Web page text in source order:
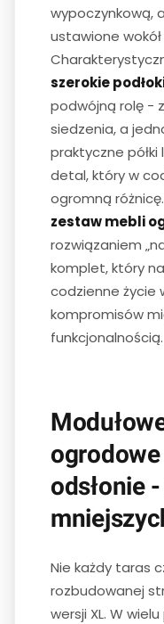
wypoczynkową,
ustawione
szerokie
podwójną rolę -
siedzenia, a
praktyczne
detal, który w
ogromną
zestaw mebli
rozwiązaniem
komplet, który
codzienne życie
kompromisów
funkcjonalnością.
odsłonie
Nie każdy taras
rozbudowanej
wersji XL. W